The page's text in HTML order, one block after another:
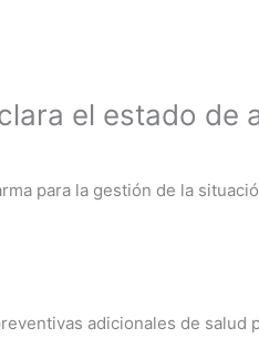
el estado de
para la gestión de la
adicionales de salud